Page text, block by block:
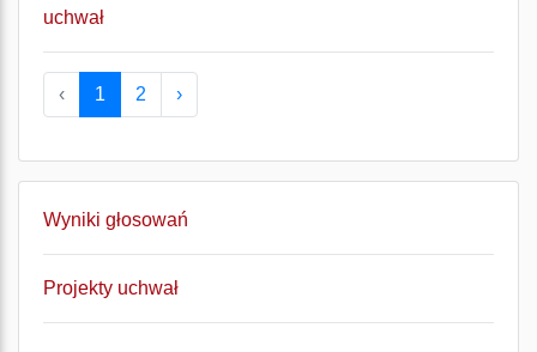
uchwał
‹ 1 2 ›
Wyniki głosowań
Projekty uchwał